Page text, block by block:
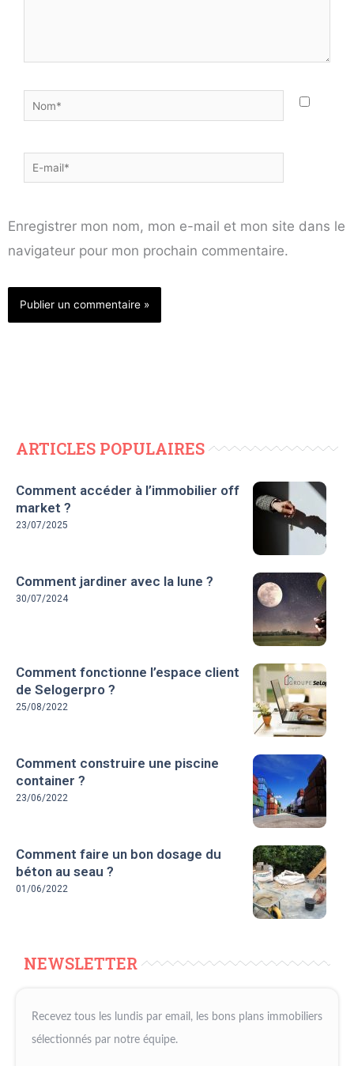
Nom*
E-
mail*
Enregistrer mon nom, mon e-mail et mon site dans le
navigateur pour mon prochain commentaire.
ARTICLES POPULAIRES
Comment accéder à l’immobilier off
market ?
23/07/2025
Comment jardiner avec la lune ?
30/07/2024
Comment fonctionne l’espace client
de Selogerpro ?
25/08/2022
Comment construire une piscine
container ?
23/06/2022
Comment faire un bon dosage du
béton au seau ?
01/06/2022
NEWSLETTER
Recevez tous les lundis par email, les bons plans immobiliers
sélectionnés par notre équipe.